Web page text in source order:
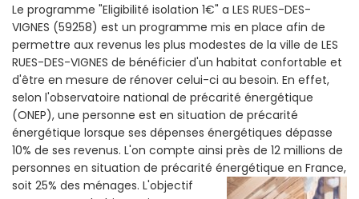
Le programme "Eligibilité isolation 1€" a LES RUES-DES-
VIGNES (59258) est un programme mis en place afin de
permettre aux revenus les plus modestes de la ville de LES
RUES-DES-VIGNES de bénéficier d'un habitat confortable et
d'être en mesure de rénover celui-ci au besoin. En effet,
selon l'observatoire national de précarité énergétique
(ONEP), une personne est en situation de précarité
énergétique lorsque ses dépenses énergétiques dépasse
10% de ses revenus. L'on compte ainsi près de 12 millions de
personnes en situation de précarité énergétique en France,
soit 25% des ménages. L'objectif